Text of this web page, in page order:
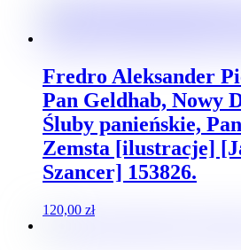
Fredro Aleksander
Pan Geldhab, Nowy
Śluby panieńskie,
Zemsta [ilustracje]
Szancer] 153826.
120,00 zł